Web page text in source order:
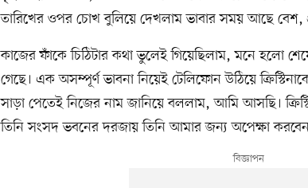
তারিখের ওপর চোখ বুলিয়ে দেখলাম ভাবার সময় আছে বেশ,
কাজের ফাঁকে চিঠিটার কথা ভুলেই গিয়েছিলাম, মনে হলো
গেছে। এক অসম্পূর্ণ ভাবনা নিয়েই টেলিফোন উঠিয়ে
সাড়া পেতেই নিজের নাম জানিয়ে বললাম, আমি আসছি।
তিনি সংসদ ভবনের দরজায় তিনি আমার জন্য অপেক্ষা